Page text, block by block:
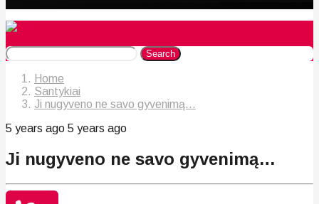
Search
Home
Santykiai
Ji nugyveno ne savo gyvenimą...
5 years ago 5 years ago
Ji nugyveno ne savo gyvenimą…